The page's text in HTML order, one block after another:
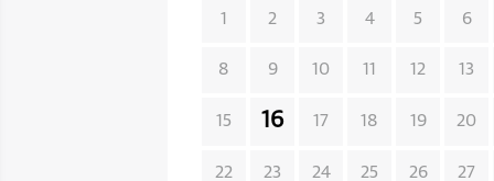
1 2 3 4 5 6
8 9 10 11 12 13
15 16 17 18 19 20
22 23 24 25 26 27